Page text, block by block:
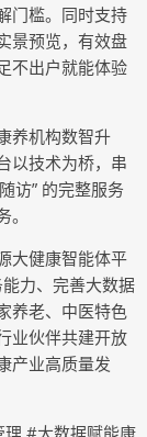
门槛。同时支持
景预览，有效盘
不出户就能体验
养机构数智升
以技术为桥，串
访” 的完整服务
大健康智能体平
力、完善大数据
养老、中医特色
业伙伴共建开放
产业高质量发
#大数据赋能康